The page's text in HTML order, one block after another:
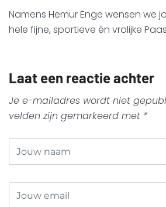
Namens Hemur Enge wensen we
hele fijne, sportieve én vrolijke
Laat een reactie achter
Je e-mailadres wordt niet
velden zijn gemarkeerd met *